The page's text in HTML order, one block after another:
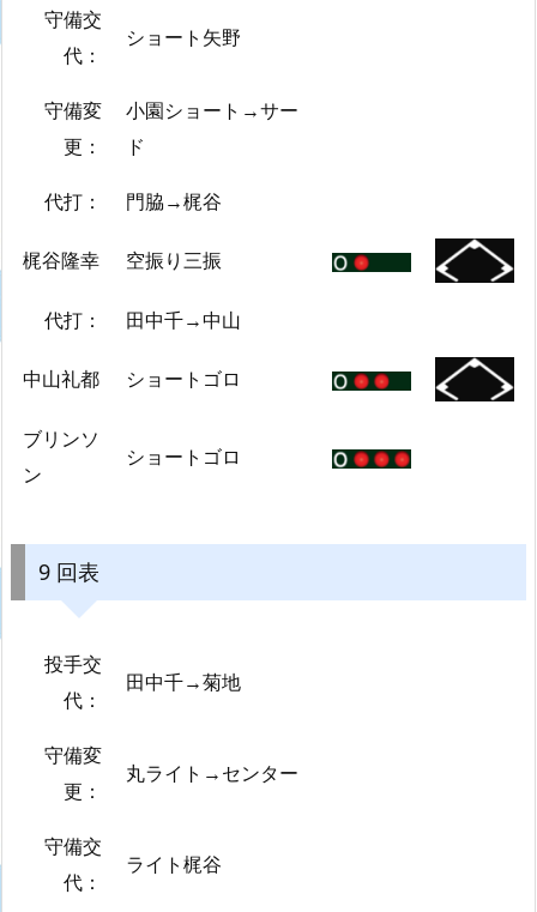
守備交
代：
ショート矢野
守備変
更：
小園ショート→サー
ド
代打： 門脇→梶谷
梶谷隆幸 空振り三振
代打： 田中千→中山
中山礼都 ショートゴロ
ブリンソ
ン
ショートゴロ
9 回表
投手交
代：
田中千→菊地
守備変
更：
丸ライト→センター
守備交
代：
ライト梶谷